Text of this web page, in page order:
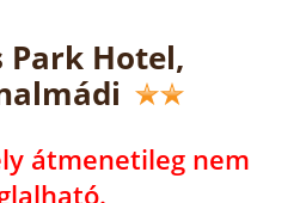
Park Hotel,
átmenetileg nem